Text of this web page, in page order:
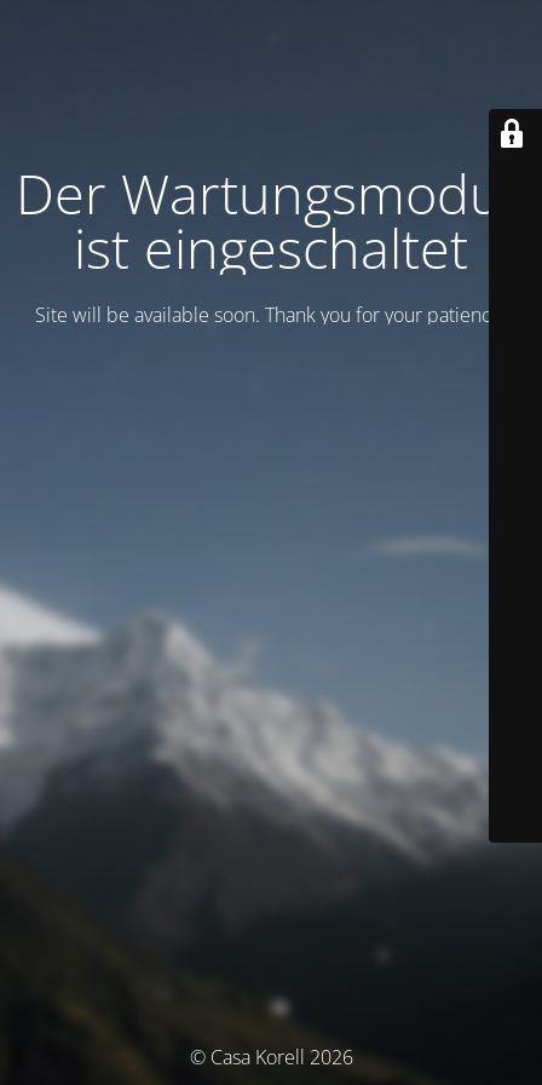
Der Wartungsmodus
ist eingeschaltet
Site will be available soon. Thank you for your patience!
© Casa Korell 2026